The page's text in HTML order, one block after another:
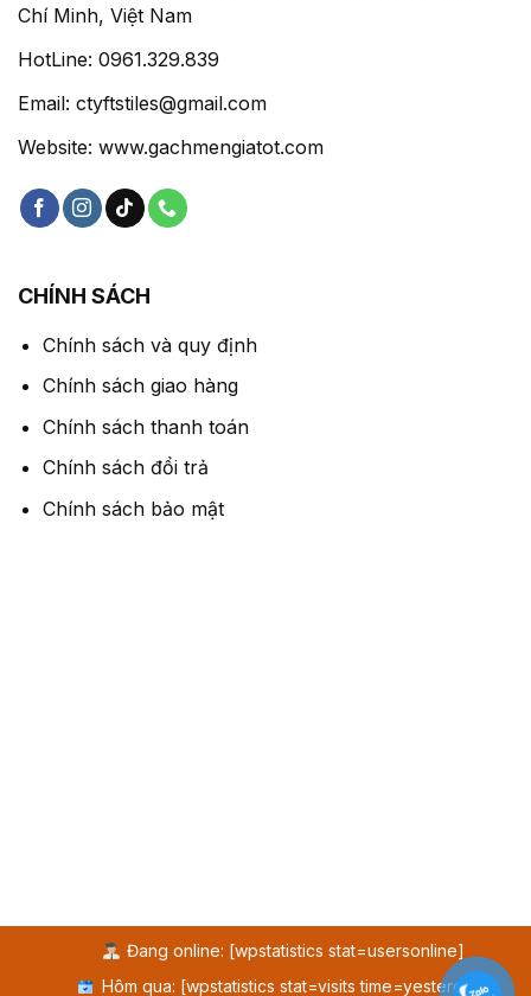
Chí Minh, Việt Nam
HotLine: 0961.329.839
Email: ctyftstiles@gmail.com
Website: www.gachmengiatot.com
CHÍNH SÁCH
Chính sách và quy định
Chính sách giao hàng
Chính sách thanh toán
Chính sách đổi trả
Chính sách bảo mật
Đang online: [wpstatistics stat=usersonline]
Hôm qua: [wpstatistics stat=visits time=yesterday]